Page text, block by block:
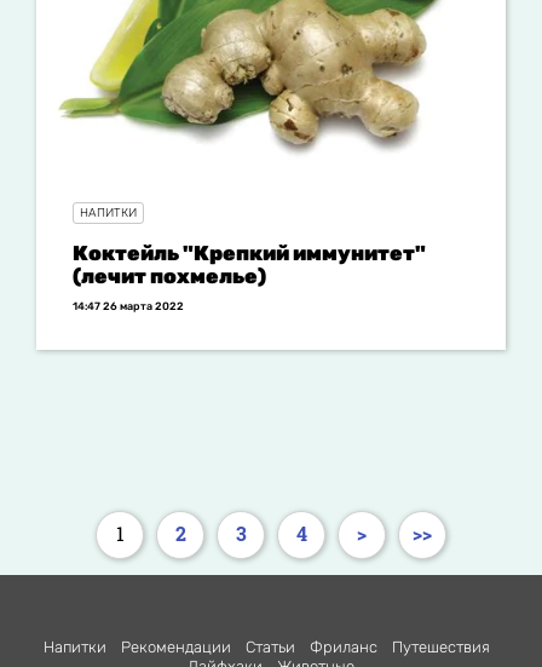
НАПИТКИ
Коктейль "Крепкий иммунитет"
(лечит похмелье)
14:47 26 марта 2022
1 2 3 4 > >>
Напитки Рекомендации Статьи Фриланс
Путешествия